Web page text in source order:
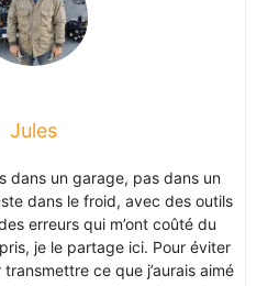
Jules
dans un garage, pas dans un
dans le froid, avec des outils
erreurs qui m’ont coûté du
je le partage ici. Pour éviter
ce que j’aurais aimé